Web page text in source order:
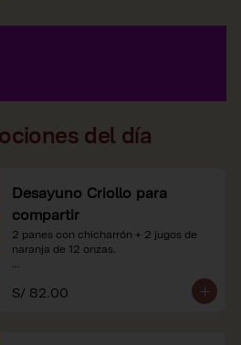
del día
Desayuno Criollo para
compartir
2 panes con chicharrón + 2 jugos de
naranja de 12 onzas.
*Nuestros precios están expresados en
soles e incluyen impuestos de ley y
S/ 82.00